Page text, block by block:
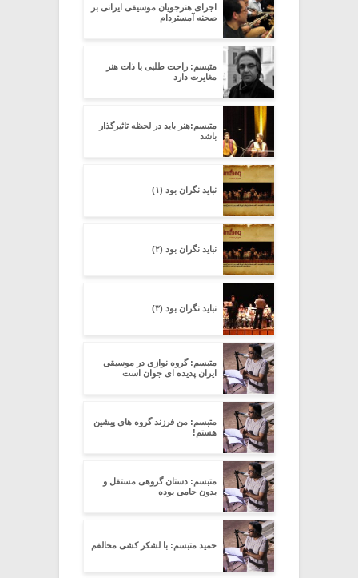
اجرای هنرجویان موسیقی ایرانی بر
صحنه آمستردام
متبسم: راحت طلبی با ذات هنر
مغایرت دارد
متبسم:هنر باید در لحظه تاثیرگذار
باشد
نباید نگران بود (۱)
نباید نگران بود (۲)
نباید نگران بود (۳)
متبسم: گروه نوازی در موسیقی
ایران پدیده ای جوان است
متبسم: من فرزند گروه های پیشین
هستم!
متبسم: دستان گروهی مستقل و
بدون حامی بوده
حمید متبسم: با لشکر کشی مخالفم